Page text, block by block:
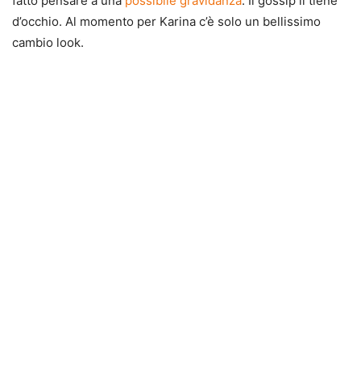
d’occhio. Al momento per Karina c’è solo un bellissimo
cambio look.